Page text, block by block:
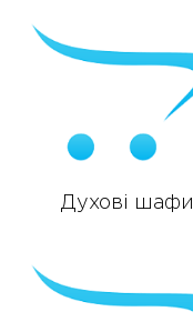
Духові шафи